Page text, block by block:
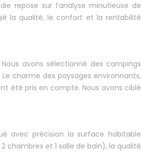
repose sur l’analyse minutieuse de
la qualité, le confort et la rentabilité
avons sélectionné des campings
charme des paysages environnants,
été pris en compte. Nous avons ciblé
avec précision la surface habitable
chambres et 1 salle de bain), la qualité